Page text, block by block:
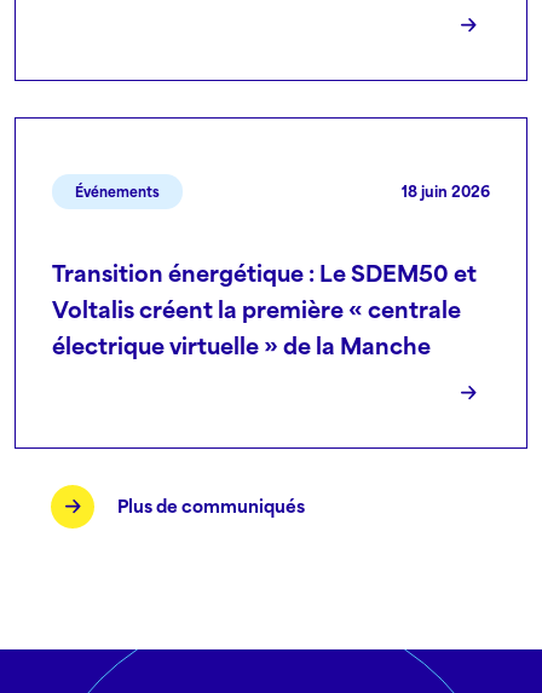
Événements 18 juin 2026
Transition énergétique : Le SDEM50 et
Voltalis créent la première « centrale
électrique virtuelle » de la Manche
Plus de communiqués